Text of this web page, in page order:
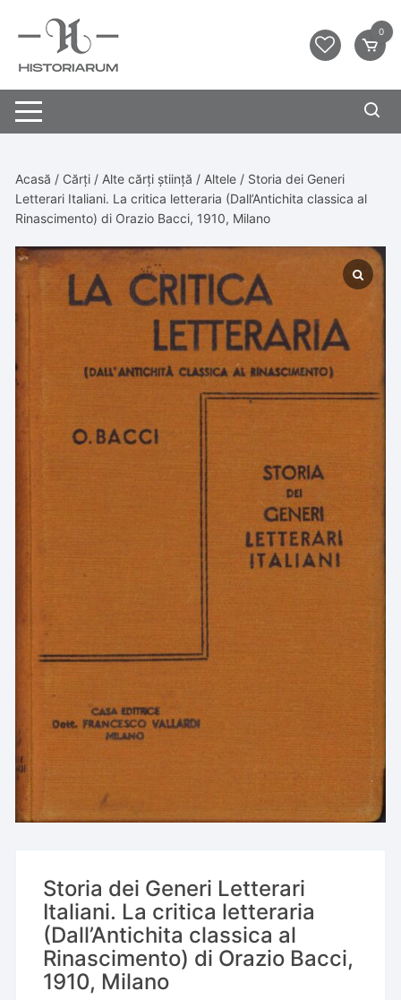
0
Acasă / Cărți / Alte cărți știință / Altele / Storia dei Generi
Letterari Italiani. La critica letteraria (Dall’Antichita classica al
Rinascimento) di Orazio Bacci, 1910, Milano
Storia dei Generi Letterari
Italiani. La critica letteraria
(Dall’Antichita classica al
Rinascimento) di Orazio Bacci,
1910, Milano